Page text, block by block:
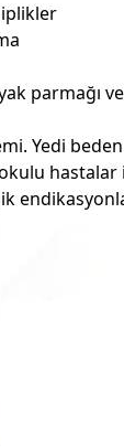
iplikler
parmağı
Yedi beden
hastalar